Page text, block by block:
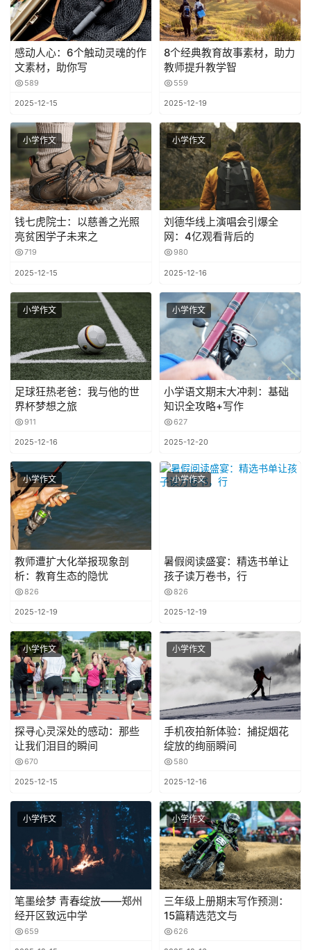
感动人心：6个触动灵魂的作
文素材，助你写
589
2025-12-15
8个经典教育故事素材，助力
教师提升教学智
559
2025-12-19
小学作文
钱七虎院士：以慈善之光照
亮贫困学子未来之
719
2025-12-15
小学作文
刘德华线上演唱会引爆全
网：4亿观看背后的
980
2025-12-16
小学作文
足球狂热老爸：我与他的世
界杯梦想之旅
911
2025-12-16
小学作文
小学语文期末大冲刺：基础
知识全攻略+写作
627
2025-12-20
小学作文
教师遭扩大化举报现象剖
析：教育生态的隐忧
826
2025-12-19
小学作文
暑假阅读盛宴：精选书单让
孩子读万卷书，行
826
2025-12-19
小学作文
探寻心灵深处的感动：那些
让我们泪目的瞬间
670
2025-12-15
小学作文
手机夜拍新体验：捕捉烟花
绽放的绚丽瞬间
580
2025-12-16
小学作文
笔墨绘梦 青春绽放——郑州
经开区致远中学
659
小学作文
三年级上册期末写作预测：
15篇精选范文与
626